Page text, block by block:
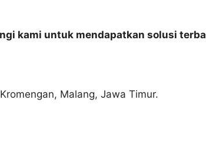
kami untuk mendapatkan solusi
Malang, Jawa Timur.